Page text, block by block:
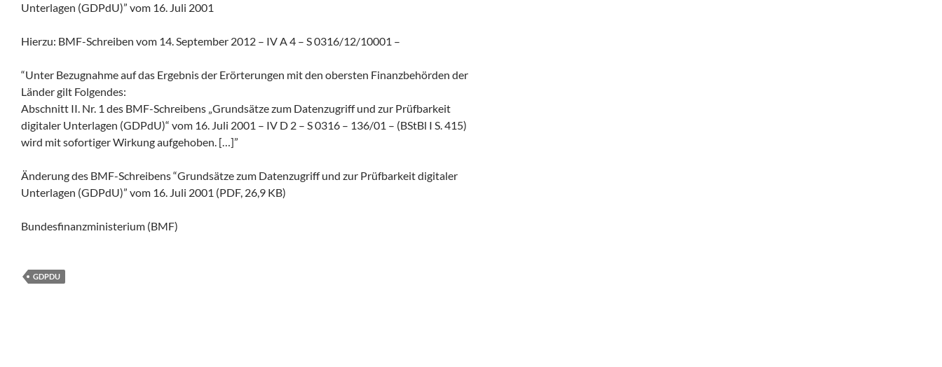
Unterlagen (GDPdU)” vom 16. Juli 2001
Hierzu: BMF-Schreiben vom 14. September 2012 – IV A 4 – S 0316/12/10001 –
“Unter Bezugnahme auf das Ergebnis der Erörterungen mit den obersten Finanzbehörden der
Länder gilt Folgendes:
Abschnitt II. Nr. 1 des BMF-Schreibens „Grundsätze zum Datenzugriff und zur Prüfbarkeit
digitaler Unterlagen (GDPdU)“ vom 16. Juli 2001 – IV D 2 – S 0316 – 136/01 – (BStBl I S. 415)
wird mit sofortiger Wirkung aufgehoben. […]”
Änderung des BMF-Schreibens “Grundsätze zum Datenzugriff und zur Prüfbarkeit digitaler
Unterlagen (GDPdU)” vom 16. Juli 2001 (PDF, 26,9 KB)
Bundesfinanzministerium (BMF)
GDPDU